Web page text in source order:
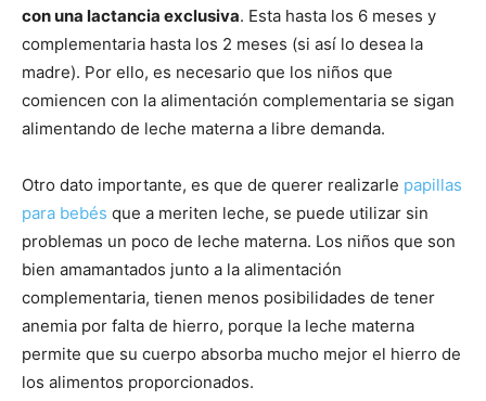
con una lactancia exclusiva. Esta hasta los 6 meses y
complementaria hasta los 2 meses (si así lo desea la
madre). Por ello, es necesario que los niños que
comiencen con la alimentación complementaria se sigan
alimentando de leche materna a libre demanda.
Otro dato importante, es que de querer realizarle papillas
para bebés que a meriten leche, se puede utilizar sin
problemas un poco de leche materna. Los niños que son
bien amamantados junto a la alimentación
complementaria, tienen menos posibilidades de tener
anemia por falta de hierro, porque la leche materna
permite que su cuerpo absorba mucho mejor el hierro de
los alimentos proporcionados.